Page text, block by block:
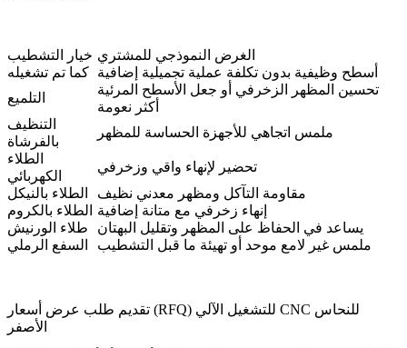
خيار التشطيب الغرض النموذجي للمشتري
كما تم تشغيله أسطح وظيفية بدون تكلفة عملية تجميلية إضافية
التلميع
تحسين المظهر الزخرفي أو جعل الأسطح المرئية
أكثر نعومة
التنظيف
بالفرشاة
ملمس اتجاهي للأجهزة الحساسة للمظهر
الطلاء
الكهربائي
تحضير لإنهاء واقي وزخرفي
الطلاء بالنيكل
مقاومة التآكل ومظهر معدني نظيف
الطلاء بالكروم
إنهاء زخرفي مع متانة إضافية
طلاء الورنيش
يساعد في الحفاظ على المظهر وتقليل البهتان
السفع الرملي
ملمس غير لامع موحد أو تهيئة ما قبل التشطيب
تقديم طلب عرض أسعار (RFQ) للتشغيل الآلي CNC للنحاس
الأصفر